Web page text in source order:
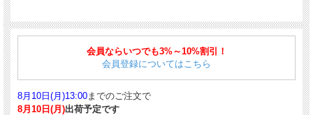
ベストセラー「ラミー サファリ」のボディをアルミ製にした人気モデルです。く
襲しながら、ボディは若干太く仕上げられ、大人のユーザーがビジネスや生活の場
で常用するのに適した仕様となっています。こちらは、数量限定カラーです。
仕様：ノック式
会員ならいつでも3%～10%割引！
会員登録についてはこちら
8月10日(月)13:00 までのご注文で
8月10日(月)出荷予定です